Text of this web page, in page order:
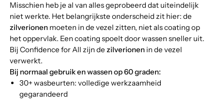
Misschien heb je al van alles geprobeerd dat uiteindelijk
niet werkte. Het belangrijkste onderscheid zit hier: de
zilverionen moeten in de vezel zitten, niet als coating op
het oppervlak. Een coating spoelt door wassen sneller uit.
Bij Confidence for All zijn de zilverionen in de vezel
verwerkt.
Bij normaal gebruik en wassen op 60 graden:
30+ wasbeurten: volledige werkzaamheid
gegarandeerd